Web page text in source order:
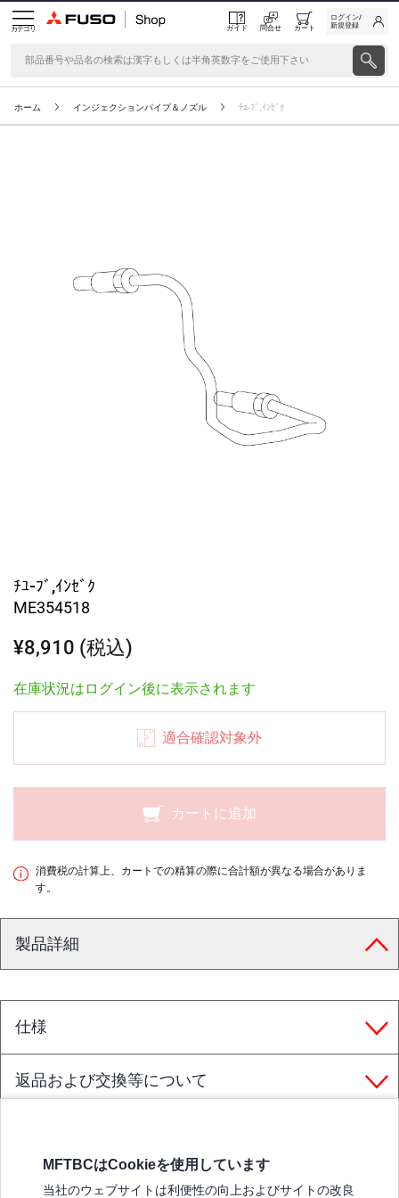
カテゴリ ガイド 問合せ カート
ログイン/
新規登録
ホーム インジェクションパイプ＆ノズル ﾁﾕ-ﾌﾞ,ｲﾝｾﾞｸ
ﾁﾕ-ﾌﾞ,ｲﾝｾﾞｸ
ME354518
¥8,910 (税込)
在庫状況はログイン後に表示されます
適合確認対象外
カートに追加
消費税の計算上、カートでの精算の際に合計額が異なる場合がありま
す。
製品詳細
仕様
返品および交換等について
MFTBCはCookieを使用しています
当社のウェブサイトは利便性の向上およびサイトの改良